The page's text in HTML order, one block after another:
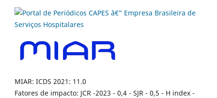
MIAR: ICDS 2021: 11.0
Fatores de impacto: JCR -2023 - 0,4 - SJR - 0,5 - H index -